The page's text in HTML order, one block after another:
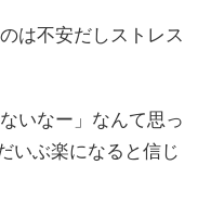
は不安だしストレス
いなー」なんて思っ
いぶ楽になると信じ